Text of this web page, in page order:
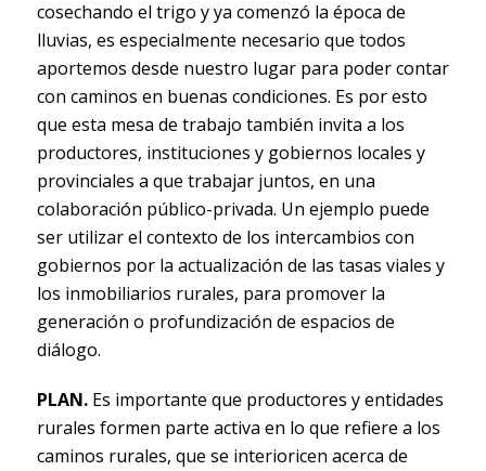
cosechando el trigo y ya comenzó la época de
lluvias, es especialmente necesario que todos
aportemos desde nuestro lugar para poder contar
con caminos en buenas condiciones. Es por esto
que esta mesa de trabajo también invita a los
productores, instituciones y gobiernos locales y
provinciales a que trabajar juntos, en una
colaboración público-privada. Un ejemplo puede
ser utilizar el contexto de los intercambios con
gobiernos por la actualización de las tasas viales y
los inmobiliarios rurales, para promover la
generación o profundización de espacios de
diálogo.
PLAN.Es importante que productores y entidades
rurales formen parte activa en lo que refiere a los
caminos rurales, que se interioricen acerca de